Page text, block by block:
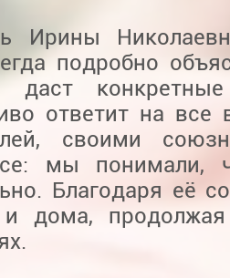
Ирины
подробно
даст
ответит на все
своими
мы понимали,
Благодаря её
дома,